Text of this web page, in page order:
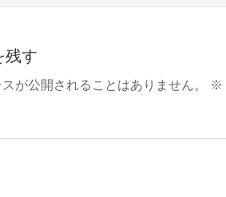
残す
が公開されることはありません。 ※